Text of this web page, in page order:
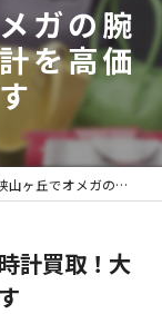
ガの腕
を高価
ガの腕時計買取！大切な時計を高価査定いたします
計買取！大